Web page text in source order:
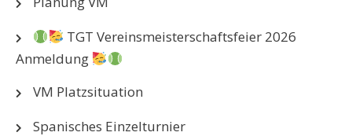
TGT Vereinsmeisterschaftsfeier 2026
Anmeldung
VM Platzsituation
Spanisches Einzelturnier